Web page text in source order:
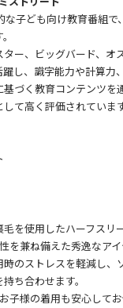
な子ども向け教育番組で
ー、ビッグバード、オ
し、識字能力や計算力
づく教育コンテンツを
て高く評価されています
を使用したハーフスリ
を兼ね備えた秀逸なアイ
のストレスを軽減し、
ち合わせます。
子様の着用も安心してお